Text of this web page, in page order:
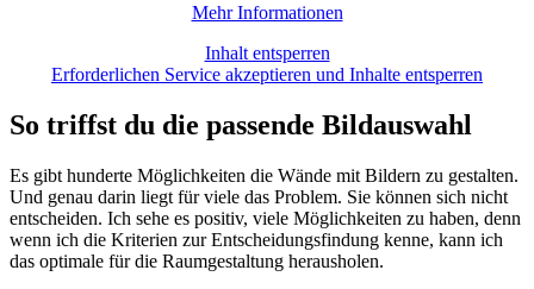
Mehr Informationen
Inhalt entsperren
Erforderlichen Service akzeptieren und Inhalte entsperren
So triffst du die passende Bildauswahl
Es gibt hunderte Möglichkeiten die Wände mit Bildern zu gestalten.
Und genau darin liegt für viele das Problem. Sie können sich nicht
entscheiden. Ich sehe es positiv, viele Möglichkeiten zu haben, denn
wenn ich die Kriterien zur Entscheidungsfindung kenne, kann ich
das optimale für die Raumgestaltung herausholen.